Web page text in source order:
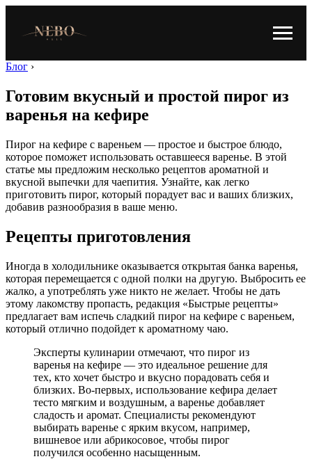
Блог ›
Готовим вкусный и простой пирог из
варенья на кефире
Пирог на кефире с вареньем — простое и быстрое блюдо,
которое поможет использовать оставшееся варенье. В этой
статье мы предложим несколько рецептов ароматной и
вкусной выпечки для чаепития. Узнайте, как легко
приготовить пирог, который порадует вас и ваших близких,
добавив разнообразия в ваше меню.
Рецепты приготовления
Иногда в холодильнике оказывается открытая банка варенья,
которая перемещается с одной полки на другую. Выбросить ее
жалко, а употреблять уже никто не желает. Чтобы не дать
этому лакомству пропасть, редакция «Быстрые рецепты»
предлагает вам испечь сладкий пирог на кефире с вареньем,
который отлично подойдет к ароматному чаю.
Эксперты кулинарии отмечают, что пирог из
варенья на кефире — это идеальное решение для
тех, кто хочет быстро и вкусно порадовать себя и
близких. Во-первых, использование кефира делает
тесто мягким и воздушным, а варенье добавляет
сладость и аромат. Специалисты рекомендуют
выбирать варенье с ярким вкусом, например,
вишневое или абрикосовое, чтобы пирог
получился особенно насыщенным.